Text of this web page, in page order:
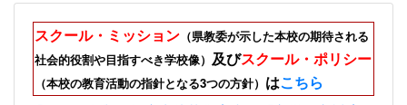
スクール・ミッション （県教委が示した本校の期待される
社会的役割や目指すべき学校像） 及びスクール・ポリシー
（本校の教育活動の指針となる3つの方針） はこちら